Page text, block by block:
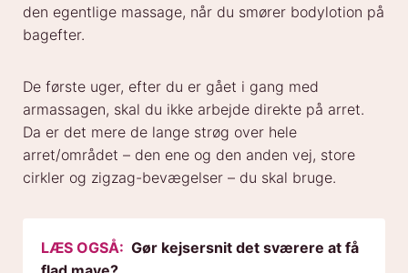
den egentlige massage, når du smører bodylotion på
bagefter.
De første uger, efter du er gået i gang med
armassagen, skal du ikke arbejde direkte på arret.
Da er det mere de lange strøg over hele
arret/området – den ene og den anden vej, store
cirkler og zigzag-bevægelser – du skal bruge.
LÆS OGSÅ: Gør kejsersnit det sværere at få